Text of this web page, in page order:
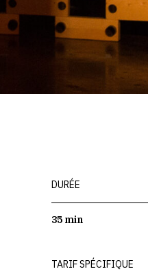
DURÉE
35 min
TARIF SPÉCIFIQUE